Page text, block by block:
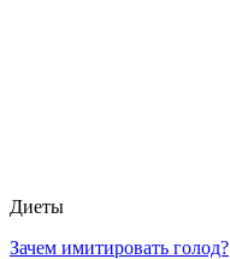
Диеты
Зачем имитировать голод?